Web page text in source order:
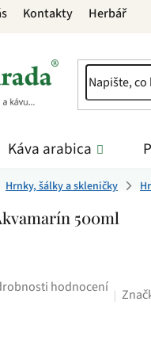
Kontakty Herbář
Káva arabica
Hrnky, šálky a skleničky
500ml
hodnocení